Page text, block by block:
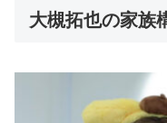
大槻拓也の家族